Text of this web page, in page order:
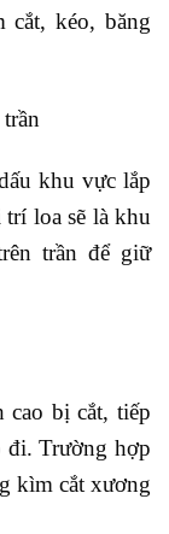
kéo, băng
khu vực lắp
loa sẽ là khu
trần để giữ
cao bị cắt, tiếp
đi. Trường hợp
kìm cắt xương